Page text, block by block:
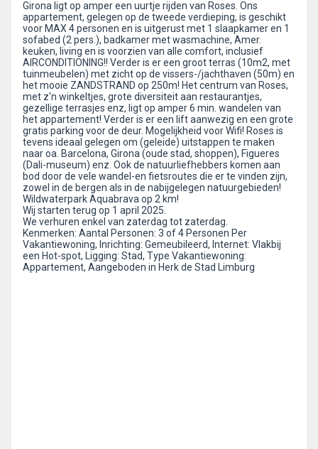
Girona ligt op amper een uurtje rijden van Roses. Ons
appartement, gelegen op de tweede verdieping, is geschikt
voor MAX 4 personen en is uitgerust met 1 slaapkamer en 1
sofabed (2 pers.), badkamer met wasmachine, Amer.
keuken, living en is voorzien van alle comfort, inclusief
AIRCONDITIONING!! Verder is er een groot terras (10m2, met
tuinmeubelen) met zicht op de vissers-/jachthaven (50m) en
het mooie ZANDSTRAND op 250m! Het centrum van Roses,
met z'n winkeltjes, grote diversiteit aan restaurantjes,
gezellige terrasjes enz, ligt op amper 6 min. wandelen van
het appartement! Verder is er een lift aanwezig en een grote
gratis parking voor de deur. Mogelijkheid voor Wifi! Roses is
tevens ideaal gelegen om (geleide) uitstappen te maken
naar oa. Barcelona, Girona (oude stad, shoppen), Figueres
(Dali-museum) enz. Ook de natuurliefhebbers komen aan
bod door de vele wandel-en fietsroutes die er te vinden zijn,
zowel in de bergen als in de nabijgelegen natuurgebieden!
Wildwaterpark Aquabrava op 2 km!
Wij starten terug op 1 april 2025.
We verhuren enkel van zaterdag tot zaterdag.
Kenmerken: Aantal Personen: 3 of 4 Personen Per
Vakantiewoning, Inrichting: Gemeubileerd, Internet: Vlakbij
een Hot-spot, Ligging: Stad, Type Vakantiewoning:
Appartement, Aangeboden in Herk de Stad Limburg